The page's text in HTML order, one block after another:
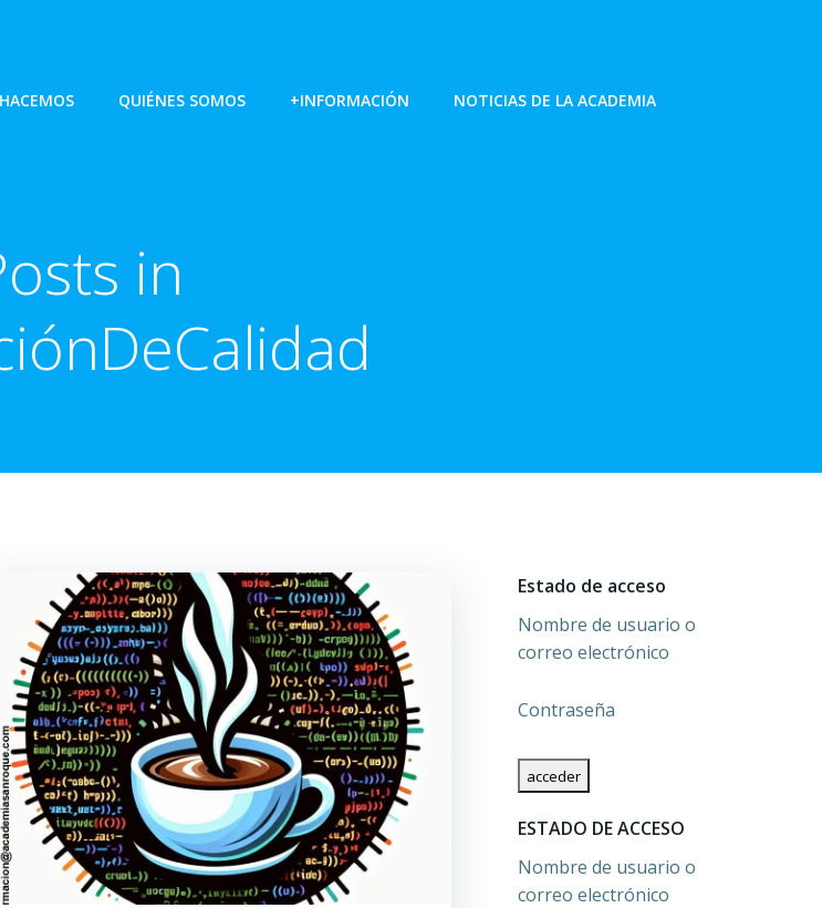
QUIÉNES SOMOS +INFORMACIÓN NOTICIAS DE LA ACADEMIA
in
Estado de acceso
Nombre de usuario o
correo electrónico
Contraseña
ESTADO DE ACCESO
Nombre de usuario o
correo electrónico